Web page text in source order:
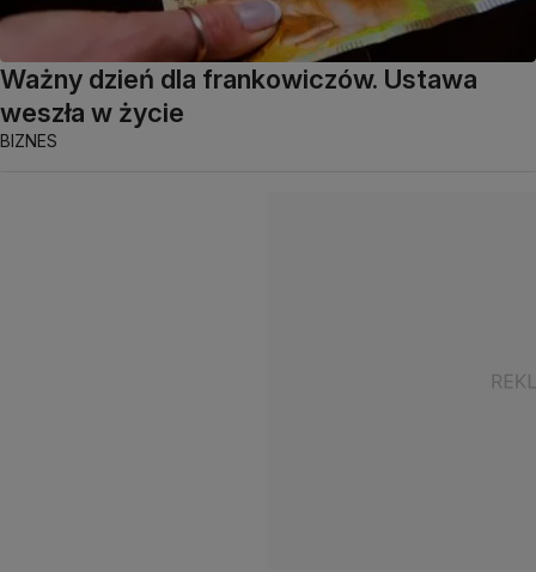
Ważny dzień dla frankowiczów. Ustawa
weszła w życie
BIZNES